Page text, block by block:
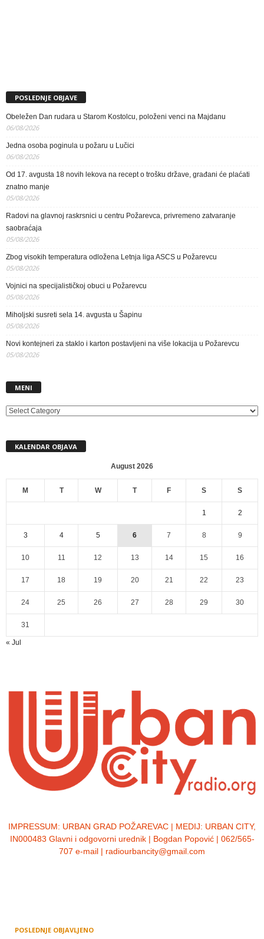
POSLEDNJE OBJAVE
Obeležen Dan rudara u Starom Kostolcu, položeni venci na Majdanu
06/08/2026
Jedna osoba poginula u požaru u Lučici
06/08/2026
Od 17. avgusta 18 novih lekova na recept o trošku države, građani će plaćati
znatno manje
05/08/2026
Radovi na glavnoj raskrsnici u centru Požarevca, privremeno zatvaranje
saobraćaja
05/08/2026
Zbog visokih temperatura odložena Letnja liga ASCS u Požarevcu
05/08/2026
Vojnici na specijalističkoj obuci u Požarevcu
05/08/2026
Miholjski susreti sela 14. avgusta u Šapinu
05/08/2026
Novi kontejneri za staklo i karton postavljeni na više lokacija u Požarevcu
05/08/2026
MENI
MENI
KALENDAR OBJAVA
August 2026
M T W T F S S
1 2
3 4 5 6 7 8 9
10 11 12 13 14 15 16
17 18 19 20 21 22 23
24 25 26 27 28 29 30
31
« Jul
IMPRESSUM: URBAN GRAD POŽAREVAC | MEDIJ: URBAN CITY,
IN000483 Glavni i odgovorni urednik | Bogdan Popović | 062/565-
707 e-mail | radiourbancity@gmail.com
POSLEDNJE OBJAVLJENO